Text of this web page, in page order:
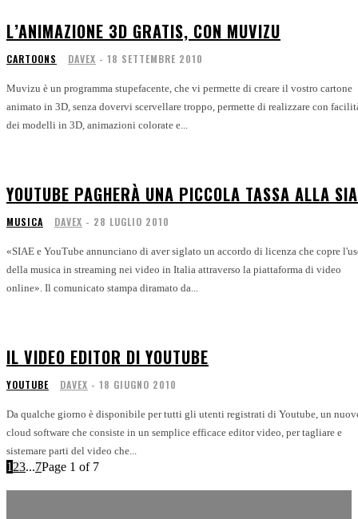
L’ANIMAZIONE 3D GRATIS, CON MUVIZU
CARTOONS DAVEX - 18 SETTEMBRE 2010
Muvizu è un programma stupefacente, che vi permette di creare il vostro cartone
animato in 3D, senza dovervi scervellare troppo, permette di realizzare con
dei modelli in 3D, animazioni colorate e...
YOUTUBE PAGHERÀ UNA PICCOLA TASSA ALLA
MUSICA DAVEX - 28 LUGLIO 2010
«SIAE e YouTube annunciano di aver siglato un accordo di licenza che copre
della musica in streaming nei video in Italia attraverso la piattaforma di video
online». Il comunicato stampa diramato da...
IL VIDEO EDITOR DI YOUTUBE
YOUTUBE DAVEX - 18 GIUGNO 2010
Da qualche giorno è disponibile per tutti gli utenti registrati di Youtube, un
cloud software che consiste in un semplice efficace editor video, per tagliare e
sistemare parti del video che...
1 23...7Page 1 of 7